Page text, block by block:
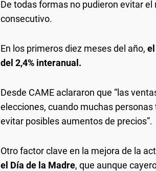
De todas formas no pudieron evitar
consecutivo.
En los primeros diez meses del año,
del 2,4% interanual.
Desde CAME aclararon que “las
elecciones, cuando muchas
evitar posibles aumentos de precios”.
Otro factor clave en la mejora de la
el Día de la Madre, que aunque